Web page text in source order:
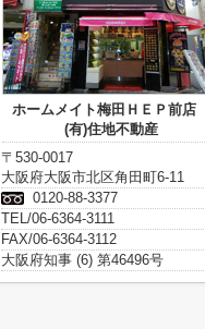
ホームメイト梅田ＨＥＰ前店
(有)住地不動産
〒530-0017
大阪府大阪市北区角田町6-11
0120-88-3377
TEL/06-6364-3111
FAX/06-6364-3112
大阪府知事 (6) 第46496号